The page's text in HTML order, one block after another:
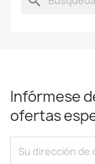
Infórmese
ofertas